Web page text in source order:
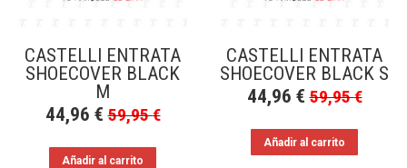
CASTELLI ENTRATA
SHOECOVER BLACK
M
44,96 € 59,95€
Añadir al carrito
CASTELLI ENTRATA
SHOECOVER BLACK S
44,96 € 59,95€
Añadir al carrito